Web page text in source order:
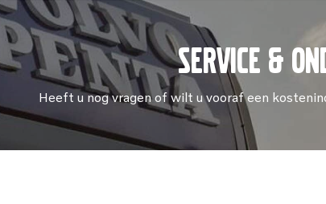
Service &
Heeft u nog vragen of wilt u vooraf een